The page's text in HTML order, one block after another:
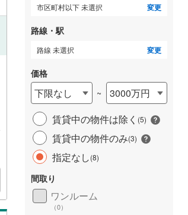
市区町村以下 未選択 変更
路線・駅
路線 未選択 変更
価格
下限なし ~
3000万円
賃貸中の物件は除く (5)
賃貸中の物件のみ(3)
指定なし(8)
間取り
ワンルーム
（0）
ワイドバルコニー